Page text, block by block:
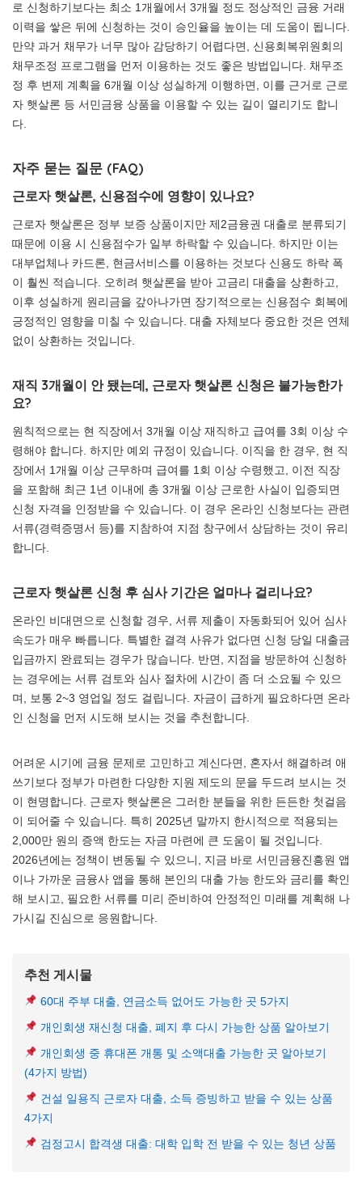
로 신청하기보다는 최소 1개월에서 3개월 정도 정상적인 금융 거래
이력을 쌓은 뒤에 신청하는 것이 승인율을 높이는 데 도움이 됩니다.
만약 과거 채무가 너무 많아 감당하기 어렵다면, 신용회복위원회의
채무조정 프로그램을 먼저 이용하는 것도 좋은 방법입니다. 채무조
정 후 변제 계획을 6개월 이상 성실하게 이행하면, 이를 근거로 근로
자 햇살론 등 서민금융 상품을 이용할 수 있는 길이 열리기도 합니
다.
자주 묻는 질문 (FAQ)
근로자 햇살론, 신용점수에 영향이 있나요?
근로자 햇살론은 정부 보증 상품이지만 제2금융권 대출로 분류되기
때문에 이용 시 신용점수가 일부 하락할 수 있습니다. 하지만 이는
대부업체나 카드론, 현금서비스를 이용하는 것보다 신용도 하락 폭
이 훨씬 적습니다. 오히려 햇살론을 받아 고금리 대출을 상환하고,
이후 성실하게 원리금을 갚아나가면 장기적으로는 신용점수 회복에
긍정적인 영향을 미칠 수 있습니다. 대출 자체보다 중요한 것은 연체
없이 상환하는 것입니다.
재직 3개월이 안 됐는데, 근로자 햇살론 신청은 불가능한가
요?
원칙적으로는 현 직장에서 3개월 이상 재직하고 급여를 3회 이상 수
령해야 합니다. 하지만 예외 규정이 있습니다. 이직을 한 경우, 현 직
장에서 1개월 이상 근무하며 급여를 1회 이상 수령했고, 이전 직장
을 포함해 최근 1년 이내에 총 3개월 이상 근로한 사실이 입증되면
신청 자격을 인정받을 수 있습니다. 이 경우 온라인 신청보다는 관련
서류(경력증명서 등)를 지참하여 지점 창구에서 상담하는 것이 유리
합니다.
근로자 햇살론 신청 후 심사 기간은 얼마나 걸리나요?
온라인 비대면으로 신청할 경우, 서류 제출이 자동화되어 있어 심사
속도가 매우 빠릅니다. 특별한 결격 사유가 없다면 신청 당일 대출금
입금까지 완료되는 경우가 많습니다. 반면, 지점을 방문하여 신청하
는 경우에는 서류 검토와 심사 절차에 시간이 좀 더 소요될 수 있으
며, 보통 2~3 영업일 정도 걸립니다. 자금이 급하게 필요하다면 온라
인 신청을 먼저 시도해 보시는 것을 추천합니다.
어려운 시기에 금융 문제로 고민하고 계신다면, 혼자서 해결하려 애
쓰기보다 정부가 마련한 다양한 지원 제도의 문을 두드려 보시는 것
이 현명합니다. 근로자 햇살론은 그러한 분들을 위한 든든한 첫걸음
이 되어줄 수 있습니다. 특히 2025년 말까지 한시적으로 적용되는
2,000만 원의 증액 한도는 자금 마련에 큰 도움이 될 것입니다.
2026년에는 정책이 변동될 수 있으니, 지금 바로 서민금융진흥원 앱
이나 가까운 금융사 앱을 통해 본인의 대출 가능 한도와 금리를 확인
해 보시고, 필요한 서류를 미리 준비하여 안정적인 미래를 계획해 나
가시길 진심으로 응원합니다.
추천 게시물
60대 주부 대출, 연금소득 없어도 가능한 곳 5가지
개인회생 재신청 대출, 폐지 후 다시 가능한 상품 알아보기
개인회생 중 휴대폰 개통 및 소액대출 가능한 곳 알아보기
(4가지 방법)
건설 일용직 근로자 대출, 소득 증빙하고 받을 수 있는 상품
4가지
검정고시 합격생 대출: 대학 입학 전 받을 수 있는 청년 상품